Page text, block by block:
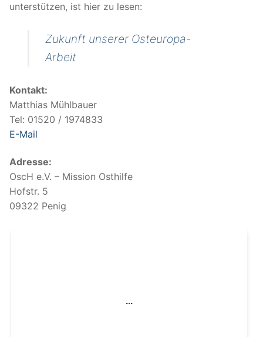
unterstützen, ist hier zu lesen:
Zukunft unserer Osteuropa-
Arbeit
Kontakt:
Matthias Mühlbauer
Tel: 01520 / 1974833
E-Mail
Adresse:
OscH e.V. – Mission Osthilfe
Hofstr. 5
09322 Penig